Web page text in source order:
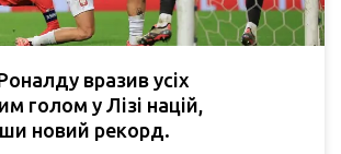
вразив усіх
голом у Лізі націй,
новий рекорд.